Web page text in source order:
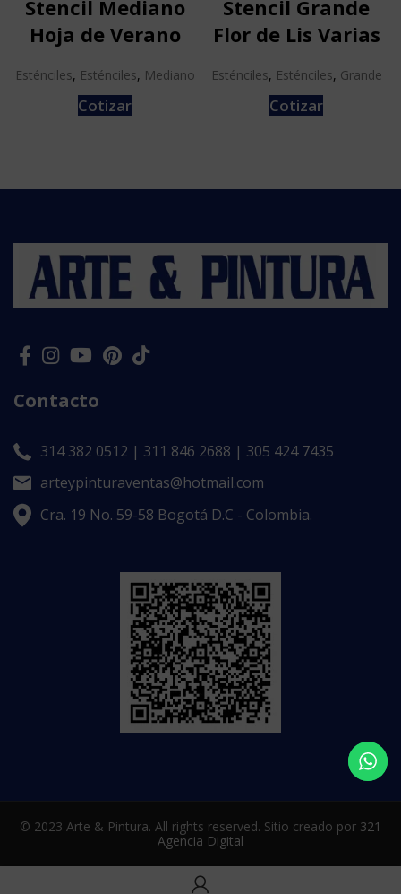
Stencil Mediano
Hoja de Verano
Esténciles, Esténciles, Mediano
Cotizar
Stencil Grande
Flor de Lis Varias
Esténciles, Esténciles, Grande
Cotizar
Contacto
314 382 0512 | 311 846 2688 | 305 424 7435
arteypinturaventas@hotmail.com
Cra. 19 No. 59-58 Bogotá D.C - Colombia.
© 2023 Arte & Pintura. All rights reserved. Sitio creado por 321
Agencia Digital